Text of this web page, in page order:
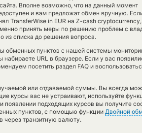
Вполне возможно, что на данный момент
и вам предложат обмен вручную.
TransferWise in EUR на Z-cash cryptocurrency,
принять меры по решению проблем с
из списка до решения вопроса.
обменных пунктов с нашей системы
URL в браузере. Если у вас
посетить раздел FAQ и
или отдаваемой суммы. Вы всегда
курсы вас не устраивают, используйте
появлении подходящих курсов вы получите
пунктов, с помощью функцииДвойной
через транзитную валюту.